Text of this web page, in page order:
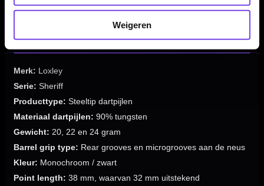
Weigeren
✓ Verkrijgbaar in 20, 22 en 24 gram
Geleverd als set van 3 dartpijlen
Merk: Loxley
Serie: Sheriff
Producttype: Steeltip dartpijlen
Materiaal dartpijlen: 90% tungsten
Gewicht: 20, 22 en 24 gram
Barrel grip type: Rear grooves en microgrooves aan de neus
Kleur: Monochroom / zwart
Point length: 38 mm, waarvan 32 mm uitstekend